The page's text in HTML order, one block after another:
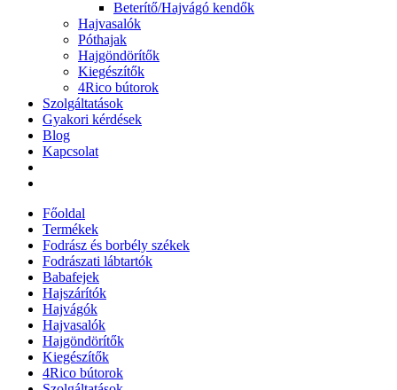
Beterítő/Hajvágó kendők
Hajvasalók
Póthajak
Hajgöndörítők
Kiegészítők
4Rico bútorok
Szolgáltatások
Gyakori kérdések
Blog
Kapcsolat
Főoldal
Termékek
Fodrász és borbély székek
Fodrászati lábtartók
Babafejek
Hajszárítók
Hajvágók
Hajvasalók
Hajgöndörítők
Kiegészítők
4Rico bútorok